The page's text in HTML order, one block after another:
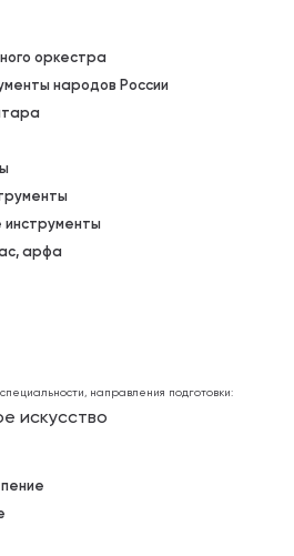
оркестра
народов России
арфа
направления подготовки:
искусство